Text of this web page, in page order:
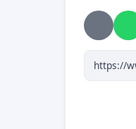
како би